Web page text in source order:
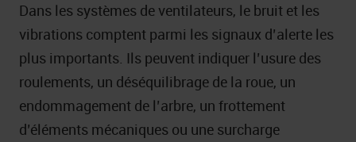
Dans les systèmes de ventilateurs, le bruit et les
vibrations comptent parmi les signaux d’alerte les
plus importants. Ils peuvent indiquer l’usure des
roulements, un déséquilibrage de la roue, un
endommagement de l’arbre, un frottement
d’éléments mécaniques ou une surcharge